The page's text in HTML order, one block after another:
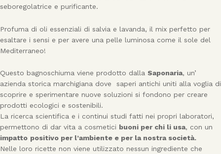
seboregolatrice e purificante.
Profuma di oli essenziali di salvia e lavanda, il mix perfetto per
esaltare i sensi e per avere una pelle luminosa come il sole del
Mediterraneo!
Questo bagnoschiuma viene prodotto dalla Saponaria, un’
azienda storica marchigiana dove saperi antichi uniti alla voglia di
scoprire e sperimentare nuove soluzioni si fondono per creare
prodotti ecologici e sostenibili.
La ricerca scientifica e i continui studi fatti nei propri laboratori,
permettono di dar vita a cosmetici buoni per chi li usa, con un
impatto positivo per l’ambiente e per la nostra società.
Nelle loro ricette non viene utilizzato nessun ingrediente che